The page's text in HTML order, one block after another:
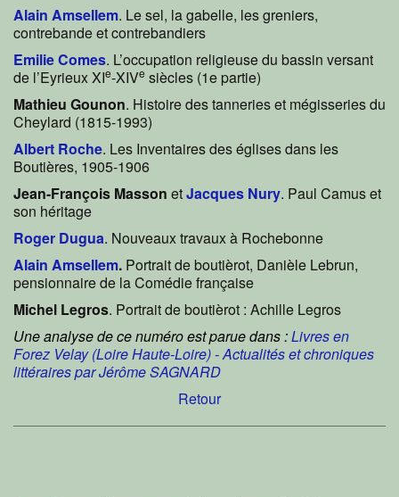
Alain Amsellem. Le sel, la gabelle, les greniers,
contrebande et contrebandiers
Emilie Comes. L’occupation religieuse du bassin versant
de l’Eyrieux XIe-XIVe siècles (1e partie)
Mathieu Gounon. Histoire des tanneries et mégisseries du
Cheylard (1815-1993)
Albert Roche. Les Inventaires des églises dans les
Boutières, 1905-1906
Jean-François Masson etJacques Nury. Paul Camus et
son héritage
Roger Dugua. Nouveaux travaux à Rochebonne
Alain Amsellem. Portrait de boutièrot, Danièle Lebrun,
pensionnaire de la Comédie française
Michel Legros. Portrait de boutièrot : Achille Legros
Une analyse de ce numéro est parue dans :Livres en
Forez Velay (Loire Haute-Loire) - Actualités et chroniques
littéraires par Jérôme SAGNARD
Retour